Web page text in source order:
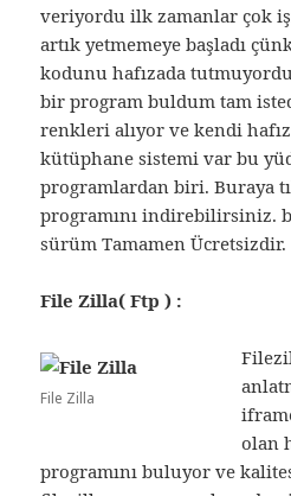
veriyordu ilk zamanlar çok
artık yetmemeye başladı
kodunu hafızada
bir program buldum tam
renkleri alıyor ve kendi
kütüphane sistemi var bu
programlardan biri. Buraya
programını indirebilirsiniz.
sürüm Tamamen Ücretsizdir.
File Zilla( Ftp ) :
File Zilla
olan
programını buluyor ve